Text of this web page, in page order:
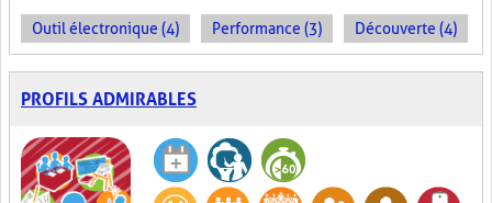
Outil électronique (4) Performance (3) Découverte (4)
PROFILS ADMIRABLES